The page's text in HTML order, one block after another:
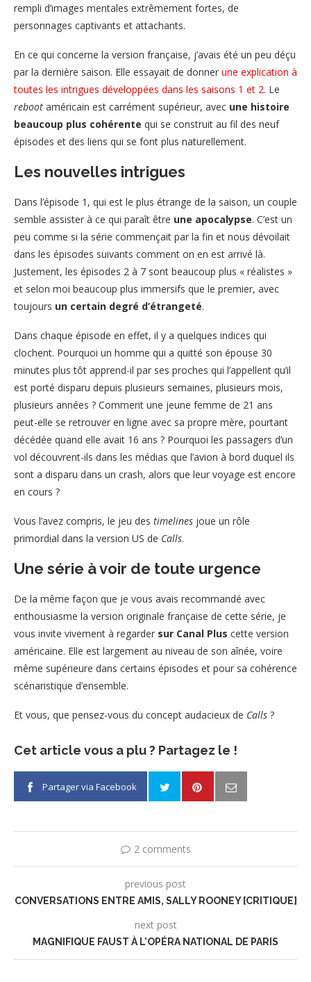
rempli d’images mentales extrêmement fortes, de
personnages captivants et attachants.
En ce qui concerne la version française, j’avais été un peu déçu
par la dernière saison. Elle essayait de donner une explication à
toutes les intrigues développées dans les saisons 1 et 2. Le
reboot américain est carrément supérieur, avec une histoire
beaucoup plus cohérente qui se construit au fil des neuf
épisodes et des liens qui se font plus naturellement.
Les nouvelles intrigues
Dans l’épisode 1, qui est le plus étrange de la saison, un couple
semble assister à ce qui paraît être une apocalypse. C’est un
peu comme si la série commençait par la fin et nous dévoilait
dans les épisodes suivants comment on en est arrivé là.
Justement, les épisodes 2 à 7 sont beaucoup plus « réalistes »
et selon moi beaucoup plus immersifs que le premier, avec
toujours un certain degré d’étrangeté.
Dans chaque épisode en effet, il y a quelques indices qui
clochent. Pourquoi un homme qui a quitté son épouse 30
minutes plus tôt apprend-il par ses proches qui l’appellent qu’il
est porté disparu depuis plusieurs semaines, plusieurs mois,
plusieurs années ? Comment une jeune femme de 21 ans
peut-elle se retrouver en ligne avec sa propre mère, pourtant
décédée quand elle avait 16 ans ? Pourquoi les passagers d’un
vol découvrent-ils dans les médias que l’avion à bord duquel ils
sont a disparu dans un crash, alors que leur voyage est encore
en cours ?
Vous l’avez compris, le jeu des timelines joue un rôle
primordial dans la version US de Calls.
Une série à voir de toute urgence
De la même façon que je vous avais recommandé avec
enthousiasme la version originale française de cette série, je
vous invite vivement à regarder sur Canal Plus cette version
américaine. Elle est largement au niveau de son aînée, voire
même supérieure dans certains épisodes et pour sa cohérence
scénaristique d’ensemble.
Et vous, que pensez-vous du concept audacieux de Calls ?
Cet article vous a plu ? Partagez le !
Partager via Facebook
2 comments
previous post
CONVERSATIONS ENTRE AMIS, SALLY ROONEY [CRITIQUE]
next post
MAGNIFIQUE FAUST À L’OPÉRA NATIONAL DE PARIS